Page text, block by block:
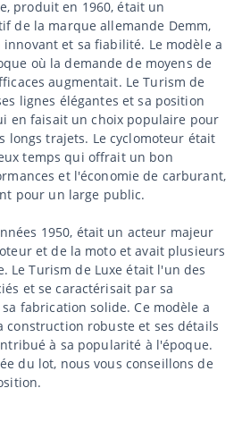
produit en 1960, était un
de la marque allemande Demm,
et sa fiabilité. Le modèle a
où la demande de moyens de
augmentait. Le Turism de
lignes élégantes et sa position
en faisait un choix populaire pour
longs trajets. Le cyclomoteur était
temps qui offrait un bon
et l'économie de carburant,
pour un large public.
1950, était un acteur majeur
et de la moto et avait plusieurs
Le Turism de Luxe était l'un des
et se caractérisait par sa
fabrication solide. Ce modèle a
construction robuste et ses détails
à sa popularité à l'époque.
du lot, nous vous conseillons de